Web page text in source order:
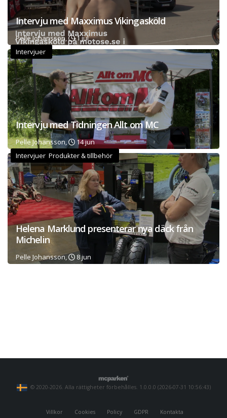
Intervju med Maxximus Vikingasköld
Pelle Johansson,
1 jul
Intervjuer
Intervju med Tidningen Allt om MC
Pelle Johansson,
14 jun
Intervjuer Produkter & tillbehör
Helena Marklund presenterar nya däck från
Michelin
Pelle Johansson, 8 jun
© 2020-2026. Alla rättigheter förbehålles. 1.0.0.0 (2026-07-31 10:56:43)
Villkor Cookies Policy GDPR Kontakta